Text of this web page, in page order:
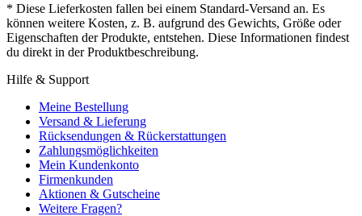
* Diese Lieferkosten fallen bei einem Standard-Versand an. Es
können weitere Kosten, z. B. aufgrund des Gewichts, Größe oder
Eigenschaften der Produkte, entstehen. Diese Informationen findest
du direkt in der Produktbeschreibung.
Hilfe & Support
Meine Bestellung
Versand & Lieferung
Rücksendungen & Rückerstattungen
Zahlungsmöglichkeiten
Mein Kundenkonto
Firmenkunden
Aktionen & Gutscheine
Weitere Fragen?